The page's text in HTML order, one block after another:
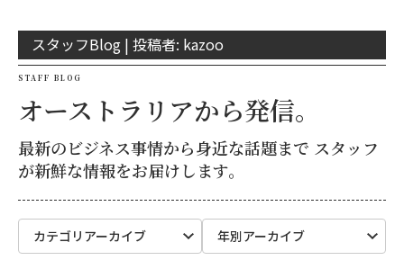
スタッフBlog | 投稿者: kazoo
STAFF BLOG
オーストラリアから発信。
最新のビジネス事情から身近な話題まで スタッフ
が新鮮な情報をお届けします。